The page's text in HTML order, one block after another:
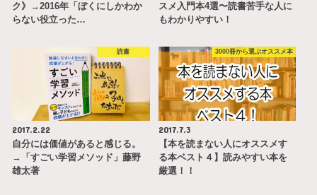
ク》→2016年「ぼくにしかわか
らない役立った…
スメ入門本4選〜読書苦手な人に
もわかりやすい！
読書
2017.2.22
自分には価値があると感じる。
→「すごい学習メソッド」藤野
雄太著
3000冊から選ぶオススメ本
2017.7.3
【本を読まない人にオススメす
る本ベスト４】読みやすい本を
厳選！！